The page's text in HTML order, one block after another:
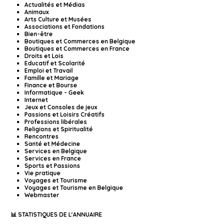
Actualités et Médias
Animaux
Arts Culture et Musées
Associations et Fondations
Bien-être
Boutiques et Commerces en Belgique
Boutiques et Commerces en France
Droits et Lois
Educatif et Scolarité
Emploi et Travail
Famille et Mariage
Finance et Bourse
Informatique - Geek
Internet
Jeux et Consoles de jeux
Passions et Loisirs Créatifs
Professions libérales
Religions et Spiritualité
Rencontres
Santé et Médecine
Services en Belgique
Services en France
Sports et Passions
Vie pratique
Voyages et Tourisme
Voyages et Tourisme en Belgique
Webmaster
📊 STATISTIQUES DE L'ANNUAIRE